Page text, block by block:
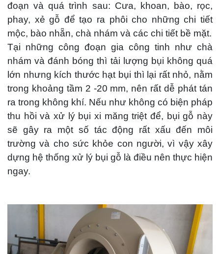
TUYỂN DỤNG
LIÊN HỆ
đoạn và quá trình sau: Cưa, khoan, bào, rọc,
phay, xẻ gỗ để tạo ra phôi cho những chi tiết
mộc, bào nhẵn, chà nhám và các chi tiết bề mặt.
Tại những công đoạn gia công tinh như chà
nhám và đánh bóng thì tải lượng bụi không quá
lớn nhưng kích thước hạt bụi thì lại rất nhỏ, nằm
trong khoảng tầm 2 -20 mm, nên rất dễ phát tán
ra trong không khí. Nếu như không có biện pháp
thu hồi và xử lý bụi xi măng triệt để, bụi gỗ này
sẽ gây ra một số tác động rất xấu đến môi
trường và cho sức khỏe con người, vì vậy xây
dựng hệ thống xử lý bụi gỗ là điều nên thực hiện
ngay.